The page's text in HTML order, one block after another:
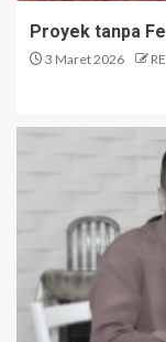
Proyek tanpa
3 Maret 2026